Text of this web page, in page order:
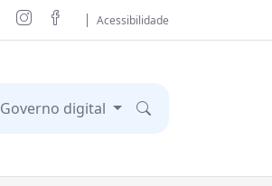
Acessibilidade
Governo digital